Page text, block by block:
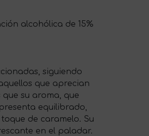
alcohólica de 15%
siguiendo
que aprecian
su aroma, que
equilibrado,
de caramelo. Su
en el paladar.